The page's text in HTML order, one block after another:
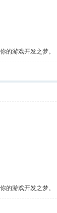
的游戏开发之梦。
的游戏开发之梦。